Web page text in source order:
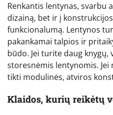
Renkantis lentynas, svarbu
dizainą, bet ir į
funkcionalumą. Lentynos
pakankamai talpios ir
būdo. Jei turite daug
storesnėmis lentynomis.
tikti modulinės, atviros
Klaidos, kurių reikėtų